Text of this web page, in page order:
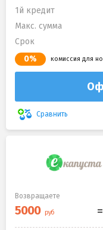
1й кредит
Макс. сумма
Срок
0% комиссия для
Сравнить
Возвращаете